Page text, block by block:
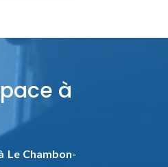
à
Le Chambon-